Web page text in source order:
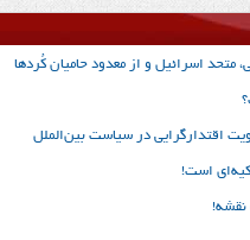
اسرائیل و از معدود حامیان کُردها
اقتدارگرایی در سیاست بین‌الملل
است!
نقشه!